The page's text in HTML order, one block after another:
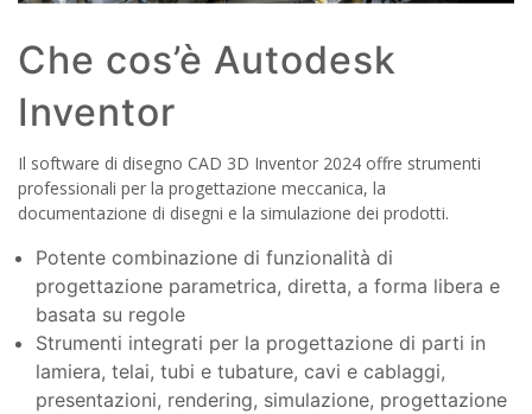
Che cos’è Autodesk
Inventor
Il software di disegno CAD 3D Inventor 2024 offre strumenti
professionali per la progettazione meccanica, la
documentazione di disegni e la simulazione dei prodotti.
Potente combinazione di funzionalità di
progettazione parametrica, diretta, a forma libera e
basata su regole
Strumenti integrati per la progettazione di parti in
lamiera, telai, tubi e tubature, cavi e cablaggi,
presentazioni, rendering, simulazione, progettazione